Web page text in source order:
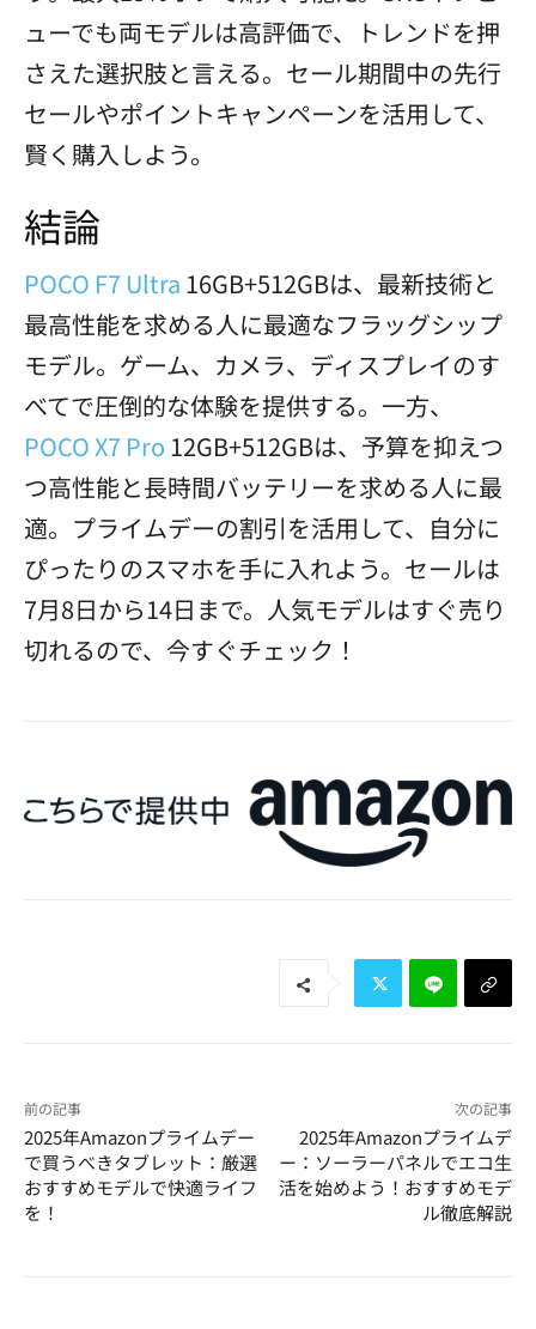
ューでも両モデルは高評価で、トレンドを押
さえた選択肢と言える。セール期間中の先行
セールやポイントキャンペーンを活用して、
賢く購入しよう。
結論
POCO F7 Ultra 16GB+512GBは、最新技術と
最高性能を求める人に最適なフラッグシップ
モデル。ゲーム、カメラ、ディスプレイのす
べてで圧倒的な体験を提供する。一方、
POCO X7 Pro 12GB+512GBは、予算を抑えつ
つ高性能と長時間バッテリーを求める人に最
適。プライムデーの割引を活用して、自分に
ぴったりのスマホを手に入れよう。セールは
7月8日から14日まで。人気モデルはすぐ売り
切れるので、今すぐチェック！
前の記事
2025年Amazonプライムデー
で買うべきタブレット：厳選
おすすめモデルで快適ライフ
を！
次の記事
2025年Amazonプライムデ
ー：ソーラーパネルでエコ生
活を始めよう！おすすめモデ
ル徹底解説